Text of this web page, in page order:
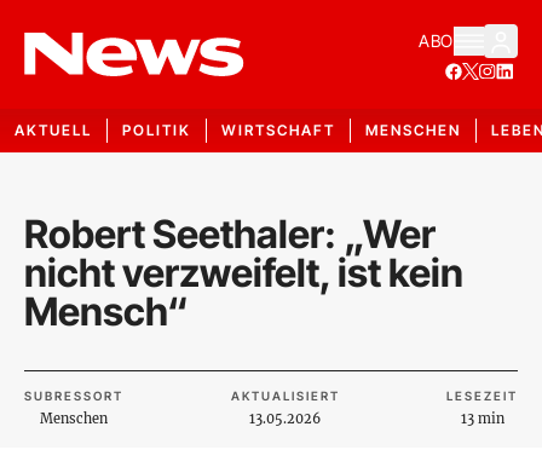
ABO
AKTUELL POLITIK WIRTSCHAFT MENSCHEN
Robert Seethaler: „Wer
nicht verzweifelt, ist kein
Mensch“
SUBRESSORT
Menschen
AKTUALISIERT
13.05.2026
LESEZEIT
13 min